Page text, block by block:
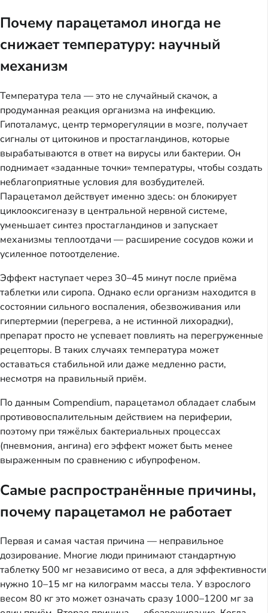
Почему парацетамол иногда не
снижает температуру: научный
механизм
Температура тела — это не случайный скачок, а
продуманная реакция организма на инфекцию.
Гипоталамус, центр терморегуляции в мозге, получает
сигналы от цитокинов и простагландинов, которые
вырабатываются в ответ на вирусы или бактерии. Он
поднимает «заданные точки» температуры, чтобы создать
неблагоприятные условия для возбудителей.
Парацетамол действует именно здесь: он блокирует
циклооксигеназу в центральной нервной системе,
уменьшает синтез простагландинов и запускает
механизмы теплоотдачи — расширение сосудов кожи и
усиленное потоотделение.
Эффект наступает через 30–45 минут после приёма
таблетки или сиропа. Однако если организм находится в
состоянии сильного воспаления, обезвоживания или
гипертермии (перегрева, а не истинной лихорадки),
препарат просто не успевает повлиять на перегруженные
рецепторы. В таких случаях температура может
оставаться стабильной или даже медленно расти,
несмотря на правильный приём.
По данным Compendium, парацетамол обладает слабым
противовоспалительным действием на периферии,
поэтому при тяжёлых бактериальных процессах
(пневмония, ангина) его эффект может быть менее
выраженным по сравнению с ибупрофеном.
Самые распространённые причины,
почему парацетамол не работает
Первая и самая частая причина — неправильное
дозирование. Многие люди принимают стандартную
таблетку 500 мг независимо от веса, а для эффективности
нужно 10–15 мг на килограмм массы тела. У взрослого
весом 80 кг это может означать сразу 1000–1200 мг за